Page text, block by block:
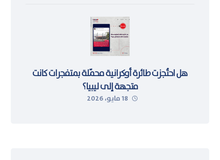
هل احتُجزت طائرة أوكرانية محمّلة بمتفجرات كانت
متجهة إلى ليبيا؟
18 مايو، 2026